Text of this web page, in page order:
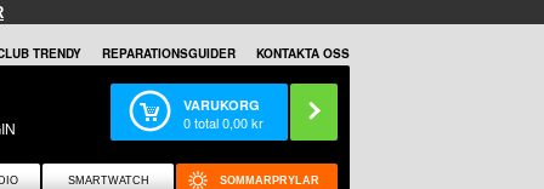
TRENDY REPARATIONSGUIDER KONTAKTA OSS
VARUKORG
0total0,00kr
SMARTWATCH SOMMARPRYLAR